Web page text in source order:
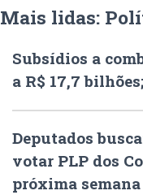
Mais lidas:
Subsídios a
a R$ 17,7
Deputados
votar PLP dos
próxima semana